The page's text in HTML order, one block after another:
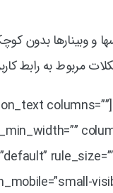
و وبینارها بدون
مربوط به رابط
columns=””